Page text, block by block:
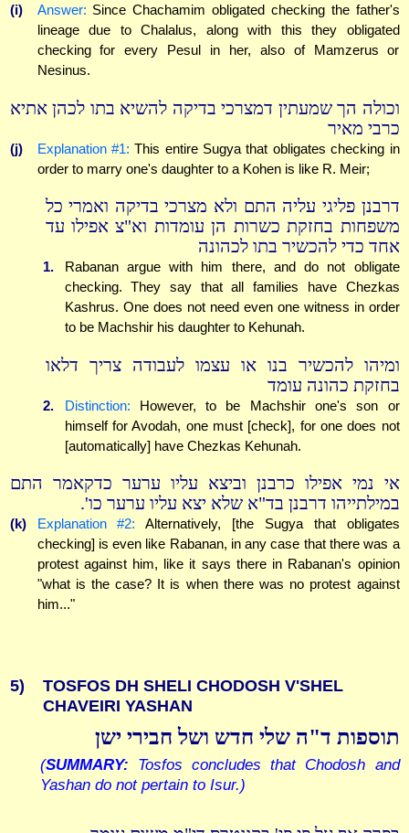
(i) Answer: Since Chachamim obligated checking the father's
lineage due to Chalalus, along with this they obligated
checking for every Pesul in her, also of Mamzerus or
Nesinus.
וכולה הך שמעתין דמצרכי בדיקה להשיא בתו לכהן אתיא
כרבי מאיר
(j) Explanation #1: This entire Sugya that obligates checking in
order to marry one's daughter to a Kohen is like R. Meir;
דרבנן פליגי עליה התם ולא מצרכי בדיקה ואמרי כל
משפחות בחזקת כשרות הן עומדות וא"צ אפילו עד
אחד כדי להכשיר בתו לכהונה
1.
Rabanan argue with him there, and do not obligate
checking. They say that all families have Chezkas
Kashrus. One does not need even one witness in order
to be Machshir his daughter to Kehunah.
ומיהו להכשיר בנו או עצמו לעבודה צריך דלאו
בחזקת כהונה עומד
2. Distinction: However, to be Machshir one's son or
himself for Avodah, one must [check], for one does not
[automatically] have Chezkas Kehunah.
אי נמי אפילו כרבנן וביצא עליו ערער כדקאמר התם
במילתייהו דרבנן בד"א שלא יצא עליו ערער כו'.
(k) Explanation #2: Alternatively, [the Sugya that obligates
checking] is even like Rabanan, in any case that there was a
protest against him, like it says there in Rabanan's opinion
"what is the case? It is when there was no protest against
him..."
5)
TOSFOS DH SHELI CHODOSH V'SHEL
CHAVEIRI YASHAN
תוספות ד"ה שלי חדש ושל חבירי ישן
(SUMMARY: Tosfos concludes that Chodosh and
Yashan do not pertain to Isur.)